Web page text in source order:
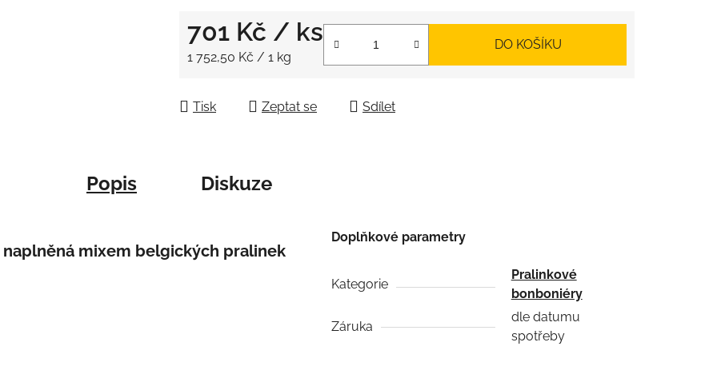
701 Kč / ks
Měrná cena:
1 752,50 Kč / 1 kg
DO KOŠÍKU
Tisk Zeptat se Sdílet
Popis Diskuze
mixem belgických pralinek
Doplňkové parametry
Kategorie
Pralinkové
bonboniéry
Záruka
dle datumu
spotřeby